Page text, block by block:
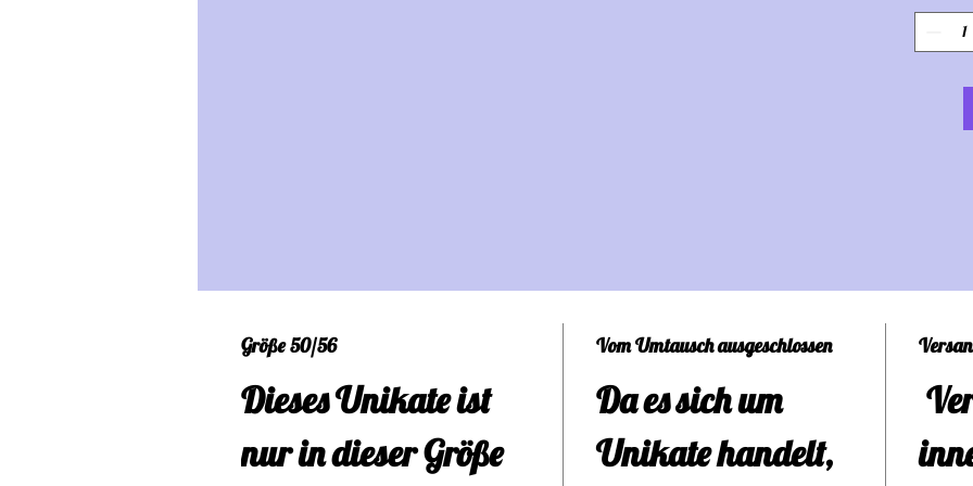
Größe 50/56
Dieses Unikate ist
nur in dieser Größe
Vom Umtausch ausgeschlossen
Da es sich um
Unikate handelt,